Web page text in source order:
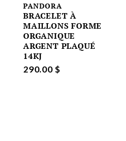
PANDORA
BRACELET À
MAILLONS FORME
ORGANIQUE
ARGENT PLAQUÉ
14KJ
290.00 $